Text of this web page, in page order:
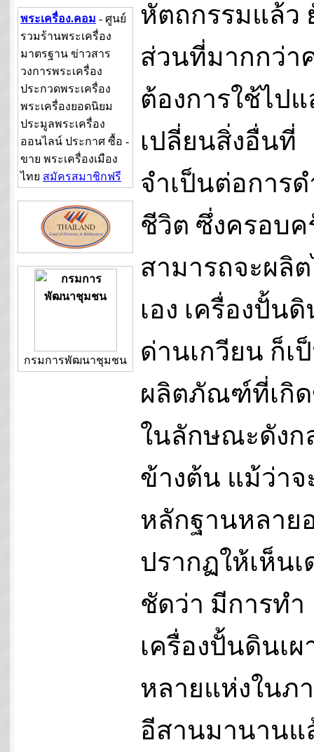
พระเครื่อง.คอม - ศูนย์
รวมร้านพระเครื่อง
มาตรฐาน ข่าวสาร
วงการพระเครื่อง
ประกวดพระเครื่อง
พระเครื่องยอดนิยม
ประมูลพระเครื่อง
ออนไลน์ ประกาศ ซื้อ -
ขาย พระเครื่องเมือง
ไทย สมัครสมาชิกฟรี
กรมการพัฒนาชุมชน
หัตถกรรมแล้ว
ส่วนที่มากกว่า
ต้องการใช้ไป
เปลี่ยนสิ่งอื่นที่
จำเป็นต่อการด
ชีวิต ซึ่งครอบค
สามารถจะผลิ
เอง เครื่องปั้นดิ
ด่านเกวียน ก็เ
ผลิตภัณฑ์ที่เกิ
ในลักษณะดังก
ข้างต้น แม้ว่าจ
หลักฐานหลาย
ปรากฏให้เห็นเ
ชัดว่า มีการทำ
เครื่องปั้นดินเผ
หลายแห่งในภ
อีสานมานานแ